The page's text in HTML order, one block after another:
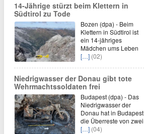
14-Jährige stürzt beim Klettern in
Südtirol zu Tode
Bozen (dpa) - Beim
Klettern in Südtirol ist
ein 14-jähriges
Mädchen ums Leben
[…] (02)
Niedrigwasser der Donau gibt tote
Wehrmachtssoldaten frei
Budapest (dpa) - Das
Niedrigwasser der
Donau hat in Budapest
die Überreste von zwei
[…] (04)